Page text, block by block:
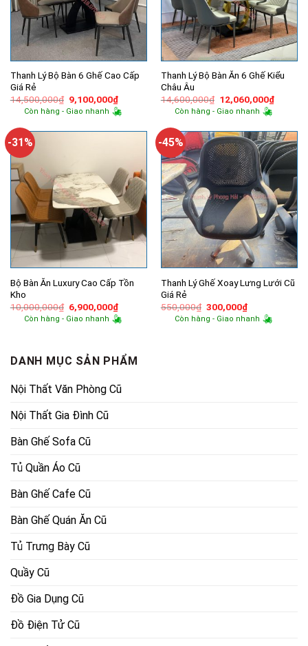
Thanh Lý Bộ Bàn 6 Ghế Cao Cấp
Giá Rẻ
14,500,000₫ Giá
gốc
là:
9,100,000₫Giá
hiện
tại
9,100,000₫.
Còn hàng - Giao nhanh
Thanh Lý Bộ Bàn Ăn 6 Ghế Kiểu
Châu Âu
14,600,000₫ Giá
gốc
là:
12,060,000₫Giá
hiện
Còn hàng - Giao nhanh
-31%
Bộ Bàn Ăn Luxury Cao Cấp Tồn
Kho
10,000,000₫ Giá
gốc
là:
6,900,000₫Giá
hiện
tại
Còn hàng - Giao nhanh
-45%
Thanh Lý Ghế Xoay Lưng Lưới Cũ
Giá Rẻ
550,000₫ Giá
gốc
là:
300,000₫Giá
hiện
tại
Còn hàng - Giao nhanh
DANH MỤC SẢN PHẨM
Nội Thất Văn Phòng Cũ
Nội Thất Gia Đình Cũ
Bàn Ghế Sofa Cũ
Tủ Quần Áo Cũ
Bàn Ghế Cafe Cũ
Bàn Ghế Quán Ăn Cũ
Tủ Trưng Bày Cũ
Quầy Cũ
Đồ Gia Dụng Cũ
Đồ Điện Tử Cũ